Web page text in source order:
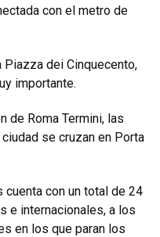
con el metro de
Piazza dei Cinquecento,
importante.
de Roma Termini, las
se cruzan en Porta
cuenta con un total de 24
e internacionales, a los
en los que paran los